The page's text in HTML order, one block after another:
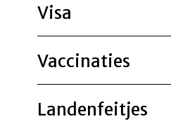
Visa
Vaccinaties
Landenfeitjes